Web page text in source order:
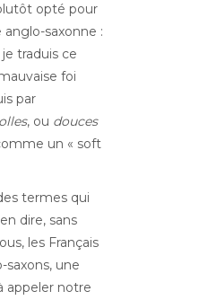
opté pour
saxonne :
je traduis ce
foi
par
, ou douces
un « soft
termes qui
dire, sans
les Français
une
appeler notre